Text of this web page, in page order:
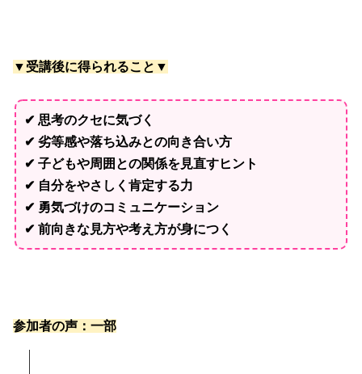
▼受講後に得られること▼
✔ 思考のクセに気づく
✔ 劣等感や落ち込みとの向き合い方
✔ 子どもや周囲との関係を見直すヒント
✔ 自分をやさしく肯定する力
✔ 勇気づけのコミュニケーション
✔ 前向きな見方や考え方が身につく
参加者の声：一部